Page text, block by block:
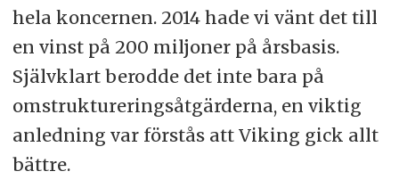
hela koncernen. 2014 hade vi vänt det till
en vinst på 200 miljoner på årsbasis.
Självklart berodde det inte bara på
omstruktureringsåtgärderna, en viktig
anledning var förstås att Viking gick allt
bättre.